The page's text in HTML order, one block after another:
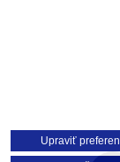
Upraviť